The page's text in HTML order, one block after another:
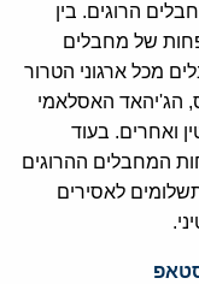
הרוגים. בין
של מחבלים
מכל ארגוני הטרור
הג'יהאד האסלאמי
ואחרים. בעוד
המחבלים ההרוגים
לאסירים